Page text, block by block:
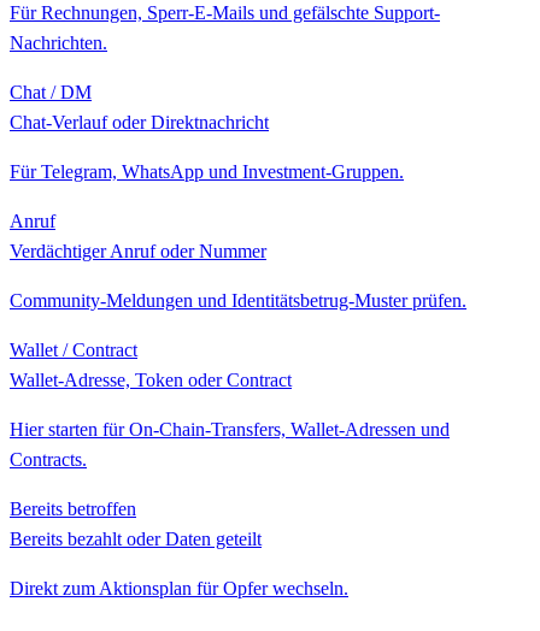
Für Rechnungen, Sperr-E-Mails und gefälschte Support-
Nachrichten.
Chat / DM
Chat-Verlauf oder Direktnachricht
Für Telegram, WhatsApp und Investment-Gruppen.
Anruf
Verdächtiger Anruf oder Nummer
Community-Meldungen und Identitätsbetrug-Muster prüfen.
Wallet / Contract
Wallet-Adresse, Token oder Contract
Hier starten für On-Chain-Transfers, Wallet-Adressen und
Contracts.
Bereits betroffen
Bereits bezahlt oder Daten geteilt
Direkt zum Aktionsplan für Opfer wechseln.